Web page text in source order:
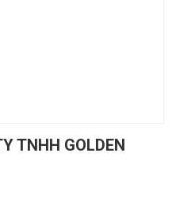
TNHH GOLDEN